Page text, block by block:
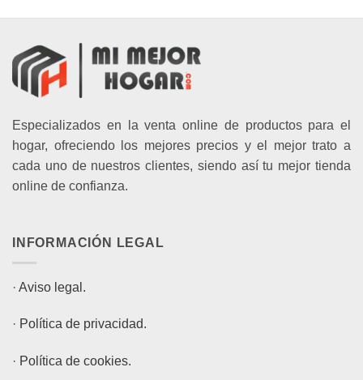
Especializados en la venta online de productos para el
hogar, ofreciendo los mejores precios y el mejor trato a
cada uno de nuestros clientes, siendo así tu mejor tienda
online de confianza.
INFORMACIÓN LEGAL
· Aviso legal.
· Política de privacidad.
· Política de cookies.